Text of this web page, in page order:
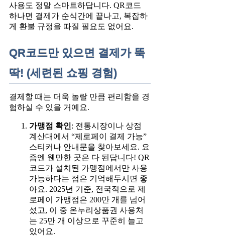
사용도 정말 스마트하답니다. QR코드
하나면 결제가 순식간에 끝나고, 복잡하
게 환불 규정을 따질 필요도 없어요.
QR코드만 있으면 결제가 뚝
딱! (세련된 쇼핑 경험)
결제할 때는 더욱 놀랄 만큼 편리함을 경
험하실 수 있을 거예요.
가맹점 확인: 전통시장이나 상점
계산대에서 “제로페이 결제 가능”
스티커나 안내문을 찾아보세요. 요
즘엔 웬만한 곳은 다 된답니다! QR
코드가 설치된 가맹점에서만 사용
가능하다는 점은 기억해두시면 좋
아요. 2025년 기준, 전국적으로 제
로페이 가맹점은 200만 개를 넘어
섰고, 이 중 온누리상품권 사용처
는 25만 개 이상으로 꾸준히 늘고
있어요.